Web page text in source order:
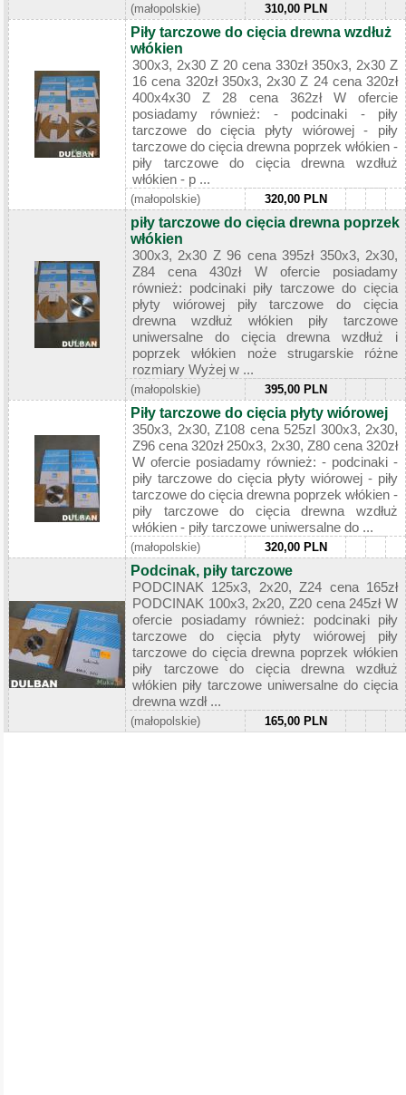
(małopolskie) 310,00 PLN
Piły tarczowe do cięcia drewna wzdłuż
włókien
300x3, 2x30 Z 20 cena 330zł 350x3, 2x30 Z
16 cena 320zł 350x3, 2x30 Z 24 cena 320zł
400x4x30 Z 28 cena 362zł W ofercie
posiadamy również: - podcinaki - piły
tarczowe do cięcia płyty wiórowej - piły
tarczowe do cięcia drewna poprzek włókien -
piły tarczowe do cięcia drewna wzdłuż
włókien - p ...
(małopolskie) 320,00 PLN
piły tarczowe do cięcia drewna poprzek
włókien
300x3, 2x30 Z 96 cena 395zł 350x3, 2x30,
Z84 cena 430zł W ofercie posiadamy
również: podcinaki piły tarczowe do cięcia
płyty wiórowej piły tarczowe do cięcia
drewna wzdłuż włókien piły tarczowe
uniwersalne do cięcia drewna wzdłuż i
poprzek włókien noże strugarskie różne
rozmiary Wyżej w ...
(małopolskie) 395,00 PLN
Piły tarczowe do cięcia płyty wiórowej
350x3, 2x30, Z108 cena 525zl 300x3, 2x30,
Z96 cena 320zł 250x3, 2x30, Z80 cena 320zł
W ofercie posiadamy również: - podcinaki -
piły tarczowe do cięcia płyty wiórowej - piły
tarczowe do cięcia drewna poprzek włókien -
piły tarczowe do cięcia drewna wzdłuż
włókien - piły tarczowe uniwersalne do ...
(małopolskie) 320,00 PLN
Podcinak, piły tarczowe
PODCINAK 125x3, 2x20, Z24 cena 165zł
PODCINAK 100x3, 2x20, Z20 cena 245zł W
ofercie posiadamy również: podcinaki piły
tarczowe do cięcia płyty wiórowej piły
tarczowe do cięcia drewna poprzek włókien
piły tarczowe do cięcia drewna wzdłuż
włókien piły tarczowe uniwersalne do cięcia
drewna wzdł ...
(małopolskie) 165,00 PLN